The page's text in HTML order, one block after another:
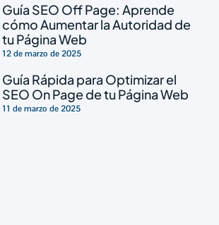
Guía SEO Off Page: Aprende
cómo Aumentar la Autoridad de
tu Página Web
12 de marzo de 2025
Guía Rápida para Optimizar el
SEO On Page de tu Página Web
11 de marzo de 2025